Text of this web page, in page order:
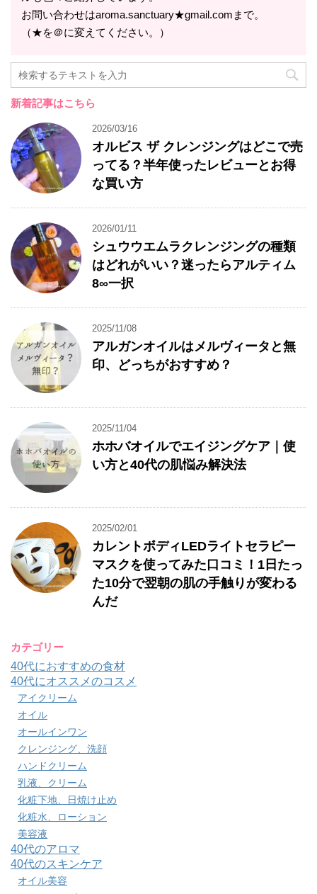
お問い合わせはaroma.sanctuary★gmail.comまで。
（★を＠に変えてください。）
新着記事はこちら
2026/03/16
オルビス ザ クレンジングはどこで売
ってる？半年使ったレビューとお得
な買い方
2026/01/11
シュウウエムラクレンジングの種類
はどれがいい？迷ったらアルティム
8∞一択
2025/11/08
アルガンオイルはメルヴィータと無
印、どっちがおすすめ？
2025/11/04
ホホバオイルでエイジングケア｜使
い方と40代の肌悩み解決法
2025/02/01
カレントボディLEDライトセラピー
マスクを使ってみた口コミ！1日たっ
た10分で翌朝の肌の手触りが変わる
んだ
カテゴリー
40代におすすめの食材
40代にオススメのコスメ
アイクリーム
オイル
オールインワン
クレンジング、洗顔
ハンドクリーム
乳液、クリーム
化粧下地、日焼け止め
化粧水、ローション
美容液
40代のアロマ
40代のスキンケア
オイル美容